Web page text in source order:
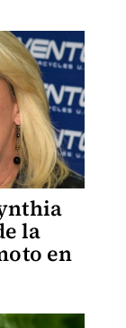
la
en